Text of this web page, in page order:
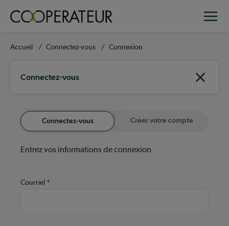
principal
Fil
Accueil Connectez-vous Connexion
Connectez-vous
Connectez-vous Créer votre compte
Entrez vos informations de connexion
Courriel